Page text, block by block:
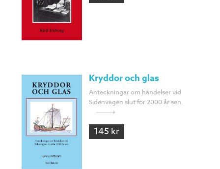
Kryddor och glas
Anteckningar om händelser vid
Sidenvägen slut för 2000 år sen.
145 kr